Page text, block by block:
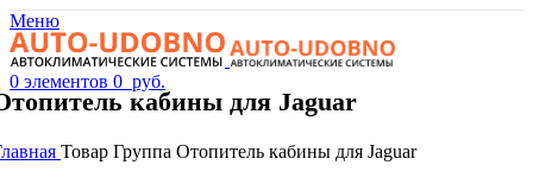
Меню
0 элементов 0 руб.
кабины для Jaguar
Товар Группа Отопитель кабины для Jaguar